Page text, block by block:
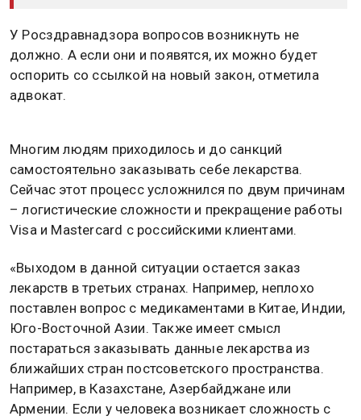
У Росздравнадзора вопросов возникнуть не
должно. А если они и появятся, их можно будет
оспорить со ссылкой на новый закон, отметила
адвокат.
Многим людям приходилось и до санкций
самостоятельно заказывать себе лекарства.
Сейчас этот процесс усложнился по двум причинам
– логистические сложности и прекращение работы
Visa и Mastercard с российскими клиентами.
«Выходом в данной ситуации остается заказ
лекарств в третьих странах. Например, неплохо
поставлен вопрос с медикаментами в Китае, Индии,
Юго-Восточной Азии. Также имеет смысл
постараться заказывать данные лекарства из
ближайших стран постсоветского пространства.
Например, в Казахстане, Азербайджане или
Армении. Если у человека возникает сложность с